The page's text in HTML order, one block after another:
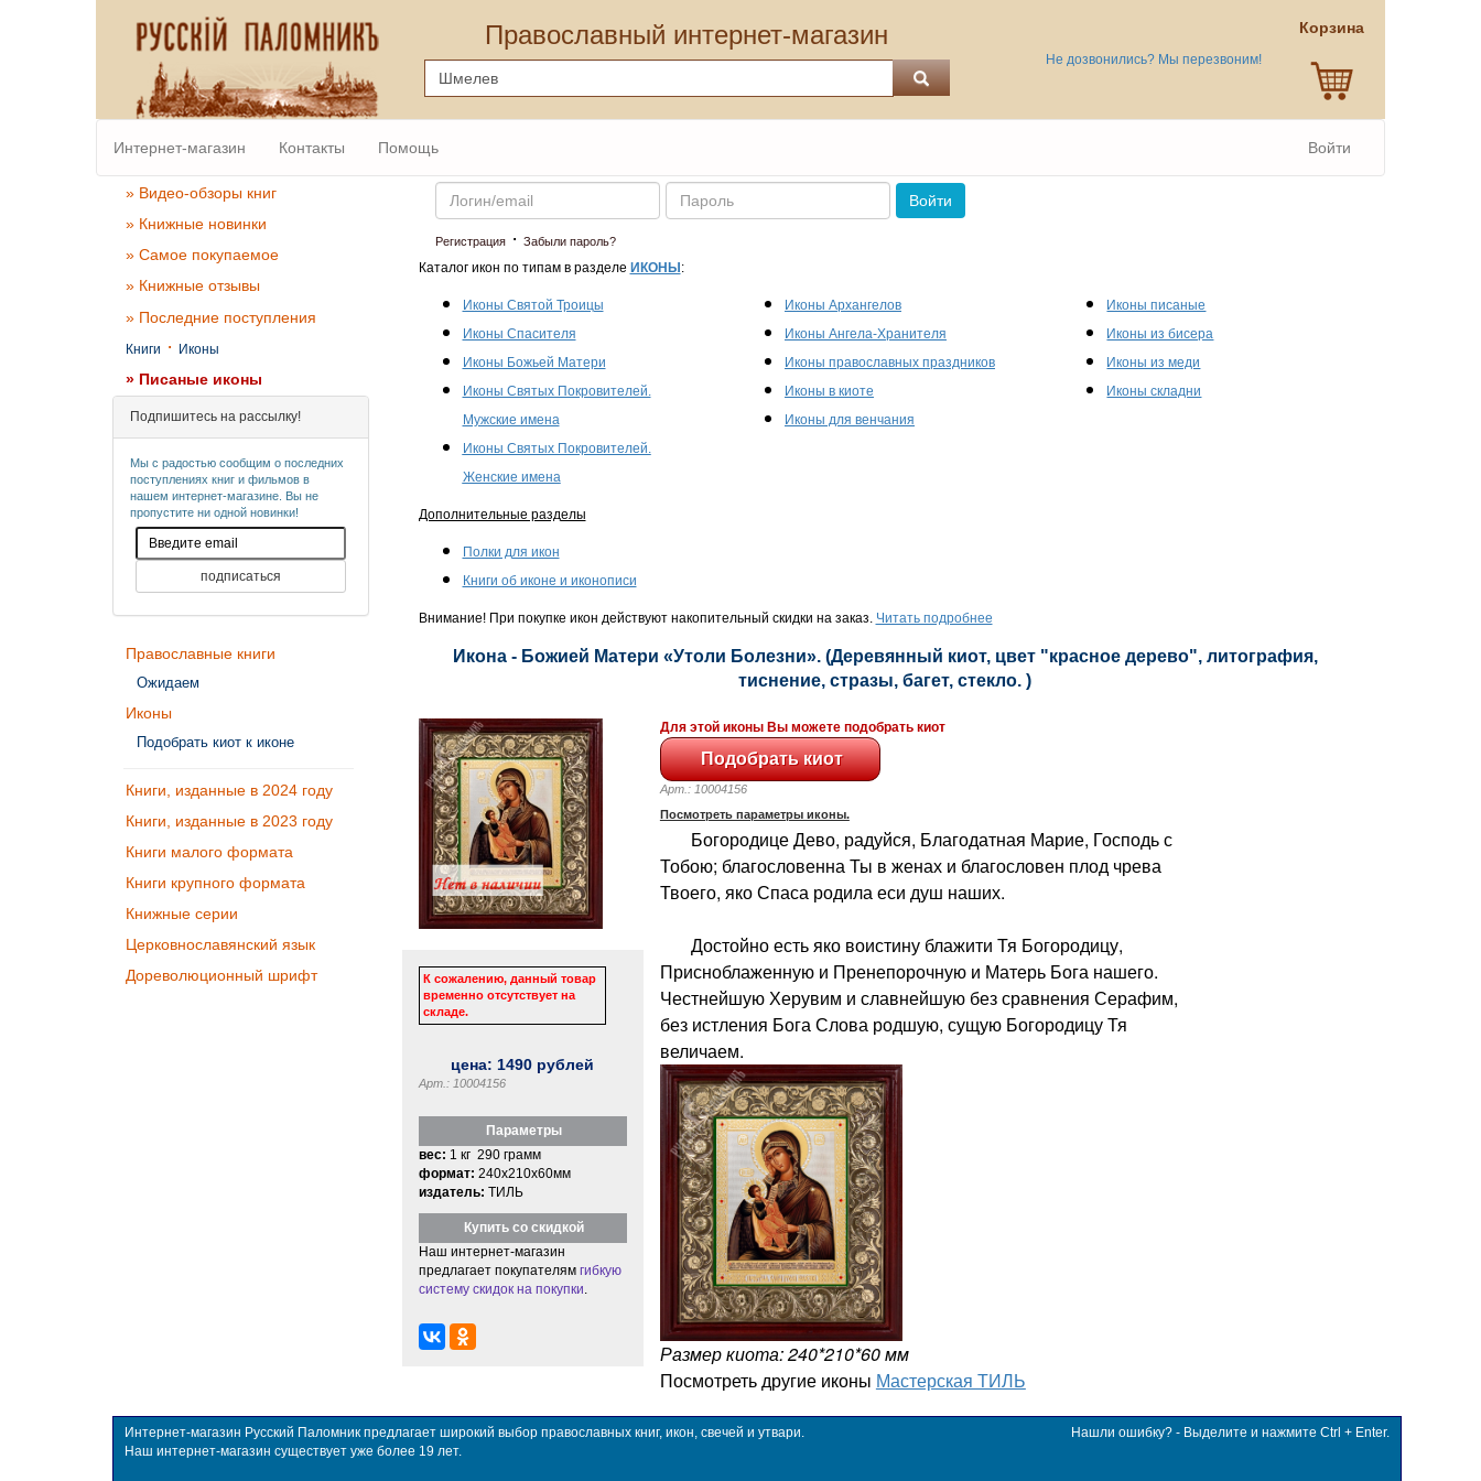
Православный интернет-магазин
Не дозвонились? Мы перезвоним!
Корзина
Интернет-магазин Контакты Помощь Войти
» Видео-обзоры книг
» Книжные новинки
» Самое покупаемое
» Книжные отзывы
» Последние поступления
Книги · Иконы
» Писаные иконы
Подпишитесь на рассылку!
Мы с радостью сообщим о последних
поступлениях книг и фильмов в
нашем интернет-магазине. Вы не
пропустите ни одной новинки!
Православные книги
Ожидаем
Иконы
Подобрать киот к иконе
Книги, изданные в 2024 году
Книги, изданные в 2023 году
Книги малого формата
Книги крупного формата
Книжные серии
Церковнославянский язык
Дореволюционный шрифт
Email Пароль
Войти
Регистрация· Забыли пароль?
Каталог икон по типам в разделе ИКОНЫ :
Иконы Святой Троицы
Иконы Спасителя
Иконы Божьей Матери
Иконы Святых Покровителей.
Мужские имена
Иконы Святых Покровителей.
Женские имена
Иконы Архангелов
Иконы Ангела-Хранителя
Иконы православных праздников
Иконы в киоте
Иконы для венчания
Иконы писаные
Иконы из бисера
Иконы из меди
Иконы складни
Дополнительные разделы
Полки для икон
Книги об иконе и иконописи
Внимание! При покупке икон действуют накопительный скидки на заказ. Читать подробнее
Икона - Божией Матери «Утоли Болезни». (Деревянный киот, цвет "красное дерево", литография,
тиснение, стразы, багет, стекло. )
К сожалению, данный товар
временно отсутствует на
складе.
цена: 1490 рублей
Арт.: 10004156
Параметры
вес: 1 кг 290 грамм
формат: 240x210x60мм
издатель: ТИЛЬ
Купить со скидкой
Наш интернет-магазин
предлагает покупателям гибкую
систему скидок на покупки
Для этой иконы Вы можете подобрать киот
Арт.: 10004156
Посмотреть параметры иконы.
Богородице Дево, радуйся, Благодатная Марие, Господь с
Тобою; благословенна Ты в женах и благословен плод чрева
Твоего, яко Спаса родила еси душ наших.
Достойно есть яко воистину блажити Тя Богородицу,
Присноблаженную и Пренепорочную и Матерь Бога нашего.
Честнейшую Херувим и славнейшую без сравнения Серафим,
без истления Бога Слова родшую, сущую Богородицу Тя
величаем.
Размер киота: 240*210*60 мм
Посмотреть другие иконы Мастерская ТИЛЬ
Интернет-магазин Русский Паломник предлагает широкий выбор православных книг, икон, свечей и утвари.
Наш интернет-магазин существует уже более 19 лет.
Нашли ошибку? - Выделите и нажмите Ctrl + Enter.